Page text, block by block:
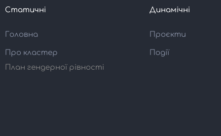
Статичні
Головна
Про кластер
План гендерної рівності
Динамічні
Проєкти
Події